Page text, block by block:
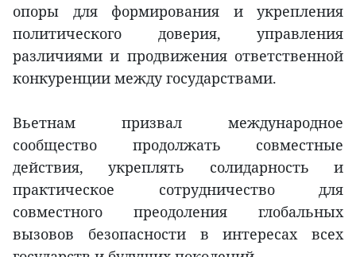
опоры для формирования и укрепления
политического доверия, управления
различиями и продвижения ответственной
конкуренции между государствами.
Вьетнам призвал международное
сообщество продолжать совместные
действия, укреплять солидарность и
практическое сотрудничество для
совместного преодоления глобальных
вызовов безопасности в интересах всех